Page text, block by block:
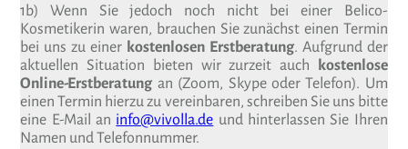
1b) Wenn Sie jedoch noch nicht bei einer Belico-
Kosmetikerin waren, brauchen Sie zunächst einen Termin
bei uns zu einer kostenlosen Erstberatung. Aufgrund der
aktuellen Situation bieten wir zurzeit auch kostenlose
Online-Erstberatung an (Zoom, Skype oder Telefon). Um
einen Termin hierzu zu vereinbaren, schreiben Sie uns bitte
eine E-Mail an info@vivolla.de und hinterlassen Sie Ihren
Namen und Telefonnummer.